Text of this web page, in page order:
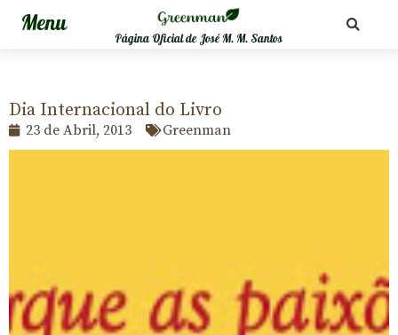
Página Oficial de José M. M. Santos
Dia Internacional do Livro
23 de Abril, 2013 Greenman